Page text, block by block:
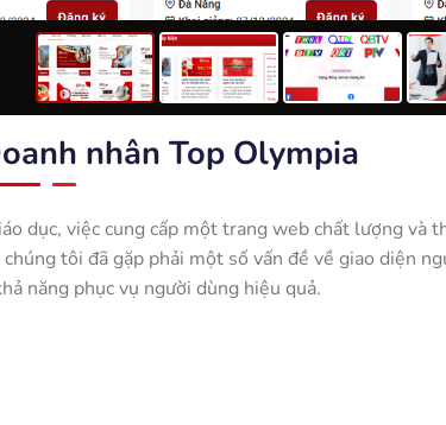
nhân Top Olympia
dục, việc cung cấp một trang web chất lượng và
tôi đã gặp phải một số vấn đề về giao diện
năng phục vụ người dùng hiệu quả.